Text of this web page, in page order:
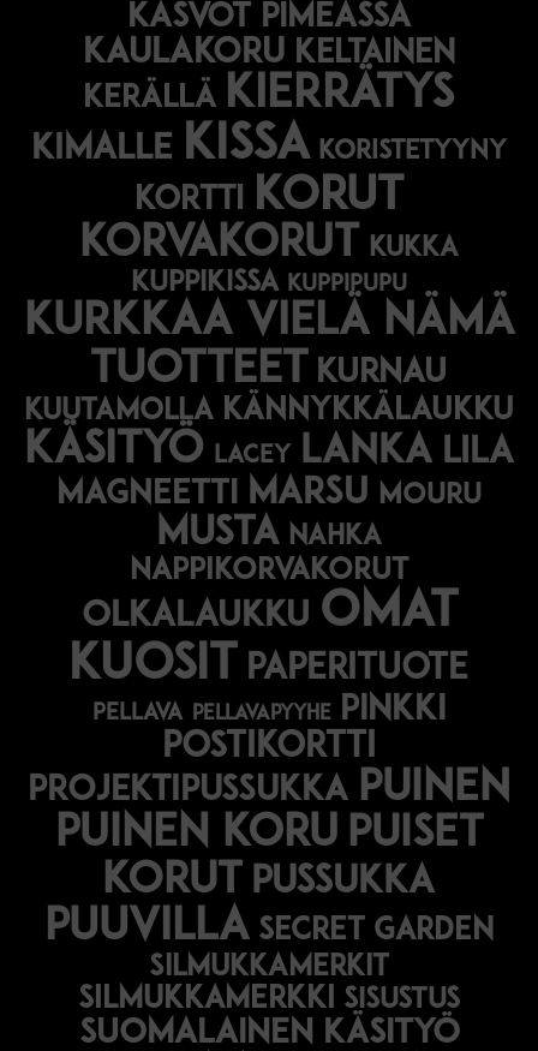
Kasvot pimeässä
kaulakoru keltainen
kerällä kierrätys
kimalle kissa koristetyyny
kortti korut
korvakorut
kukka
kuppikissa kuppipupu
Kurkkaa vielä nämä
tuotteet kurnau
kuutamolla kännykkälaukku
käsityö lacey lanka lila
magneetti marsu mouru
musta nahka
nappikorvakorut
olkalaukku omat
kuosit paperituote
pellava pellavapyyhe pinkki
postikortti
projektipussukka puinen
puinen koru puiset
korut pussukka
puuvilla secret garden
silmukkamerkit
silmukkamerkki sisustus
suomalainen käsityö